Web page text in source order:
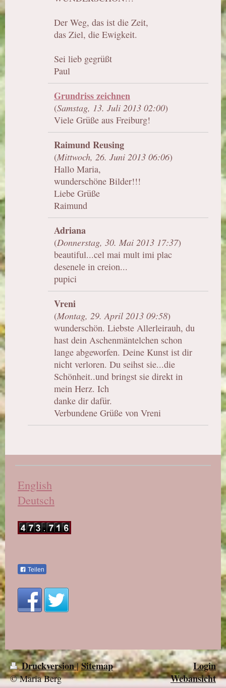
Der Weg, das ist die Zeit,
das Ziel, die Ewigkeit.
Sei lieb gegrüßt
Paul
Grundriss zeichnen
(Samstag, 13. Juli 2013 02:00)
Viele Grüße aus Freiburg!
Raimund Reusing
(Mittwoch, 26. Juni 2013 06:06)
Hallo Maria,
wunderschöne Bilder!!!
Liebe Grüße
Raimund
Adriana
(Donnerstag, 30. Mai 2013 17:37)
beautiful...cel mai mult imi plac
desenele in creion...
pupici
Vreni
(Montag, 29. April 2013 09:58)
wunderschön. Liebste Allerleirauh, du
hast dein Aschenmäntelchen schon
lange abgeworfen. Deine Kunst ist dir
nicht verloren. Du seihst sie...die
Schönheit..und bringst sie direkt in
mein Herz. Ich
danke dir dafür.
Verbundene Grüße von Vreni
English
Deutsch
Teilen
Druckversion| Sitemap
© Maria Berg
Login
Webansicht